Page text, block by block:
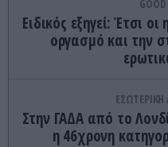
GOOD
Ειδικός εξηγεί: Έτσι
οργασμό και την
ΕΣΩΤΕΡΙΚΗ
Στην ΓΑΔΑ από το
η 46χρονη